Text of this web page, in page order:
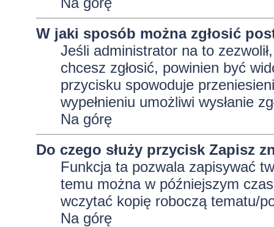
W jaki sposób można zgłosić
Jeśli administrator na to
chcesz zgłosić, powinien być
przycisku spowoduje
wypełnieniu umożliwi wysłanie
Na górę
Do czego służy przycisk Zapisz
Funkcja ta pozwala zapisywać
temu można w późniejszym
wczytać kopię roboczą tematu/
Na górę